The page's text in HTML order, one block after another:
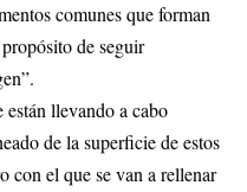
comunes que forman
de seguir
están llevando a cabo
de la superficie de estos
con el que se van a rellenar